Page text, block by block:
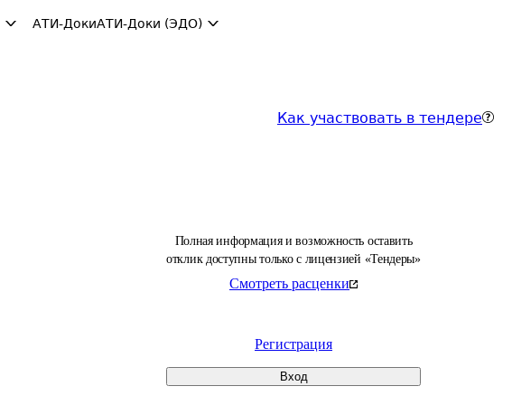
АТИ-ДокиАТИ-Доки (ЭДО)
Как участвовать в тендере
Полная информация и возможность оставить
отклик доступны только с лицензией «Тендеры»
Смотреть расценки
Регистрация
Вход